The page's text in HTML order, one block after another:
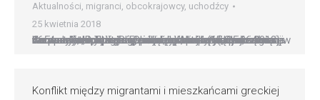
Aktualności, migranci, obcokrajowcy, uchodźcy
25 kwietnia 2018
Caritas Internationalis, międzynarodowa konfederacja 165 katolickich agencji pomocy humanitarnej, rozpoczyna „Tydzień Globalnej Akcji” (17-25.06.2018) w ramach kampanii „Podziel się podróżą” („Share the Journey”), aby przyczynić się do pozytywnych zmian we wszystkich, którzy mają doświadczenie w migracji. Kampania „Podziel się podróżą”, która rozpoczęła się we wrześniu ubiegłego roku, została zainspirowana wezwaniem papieża Franciszka do przyłączenia się…
Konflikt między migrantami i mieszkańcami greckiej